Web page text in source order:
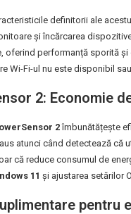
definitorii ale
și încărcarea
oferind performanță sporită
Wi-Fi-ul nu este disponibil
2: Economie
2îmbunătățește
atunci când detectează că
că reduce consumul de
11 și ajustarea setărilor
pentru